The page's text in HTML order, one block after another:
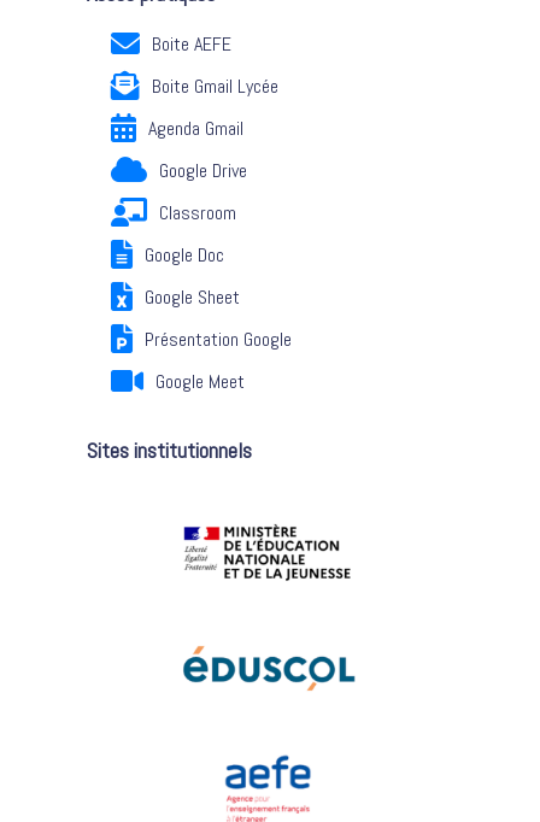
Boite AEFE
Boite Gmail Lycée
Agenda Gmail
Google Drive
Classroom
Google Doc
Google Sheet
Présentation Google
Google Meet
Sites institutionnels